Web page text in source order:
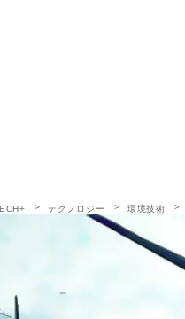
テクノロジー 環境技術